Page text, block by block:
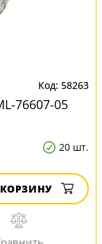
58263
76607-05
20 шт.